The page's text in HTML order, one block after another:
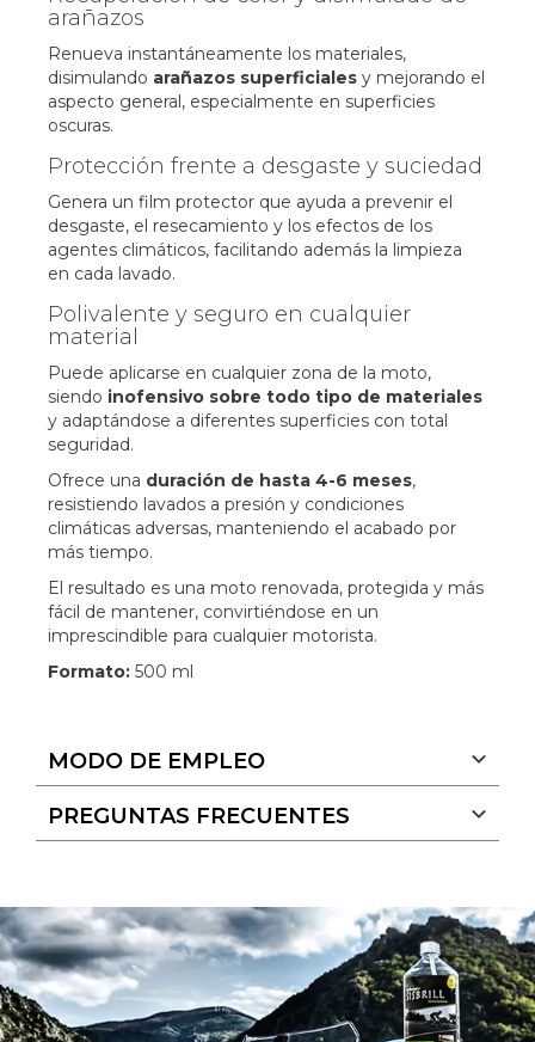
arañazos
Renueva instantáneamente los materiales,
disimulando arañazos superficiales y mejorando el
aspecto general, especialmente en superficies
oscuras.
Protección frente a desgaste y suciedad
Genera un film protector que ayuda a prevenir el
desgaste, el resecamiento y los efectos de los
agentes climáticos, facilitando además la limpieza
en cada lavado.
Polivalente y seguro en cualquier
material
Puede aplicarse en cualquier zona de la moto,
siendo inofensivo sobre todo tipo de materiales
y adaptándose a diferentes superficies con total
seguridad.
Ofrece una duración de hasta 4-6 meses,
resistiendo lavados a presión y condiciones
climáticas adversas, manteniendo el acabado por
más tiempo.
El resultado es una moto renovada, protegida y más
fácil de mantener, convirtiéndose en un
imprescindible para cualquier motorista.
Formato: 500 ml
MODO DE EMPLEO
PREGUNTAS FRECUENTES